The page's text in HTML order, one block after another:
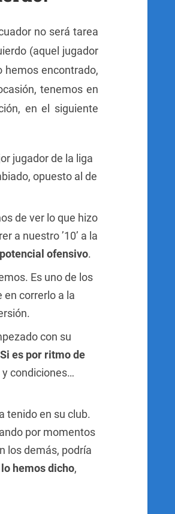
no será tarea
(aquel jugador
hemos encontrado,
tenemos en
en el siguiente
jugador de la liga
opuesto al de
de ver lo que hizo
a nuestro ’10’ a la
ofensivo.
Es uno de los
en correrlo a la
con su
Si es por ritmo de
condiciones…
tenido en su club.
por momentos
los demás, podría
hemos dicho,